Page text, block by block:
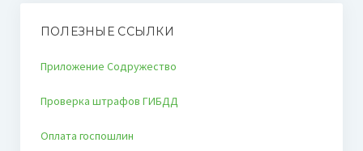
ПОЛЕЗНЫЕ ССЫЛКИ
Приложение Содружество
Проверка штрафов ГИБДД
Оплата госпошлин